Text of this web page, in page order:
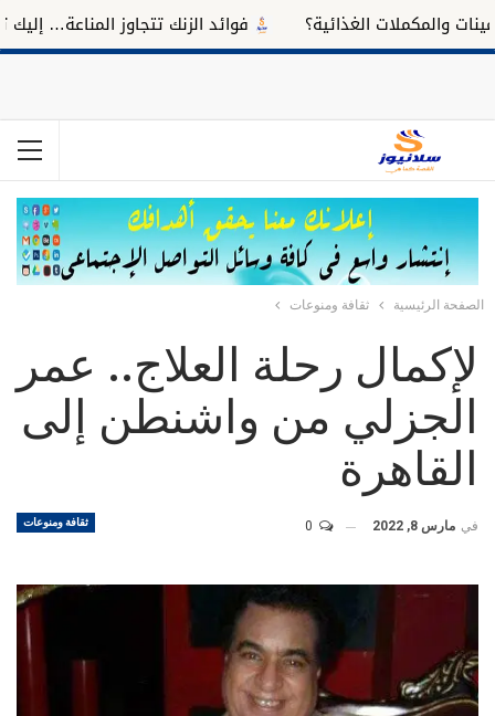
الغذائية؟ فوائد الزنك تتجاوز المناعة… إليك
الصفحة الرئيسية ثقافة ومنوعات
لإكمال رحلة العلاج.. عمر
الجزلي من واشنطن إلى
القاهرة
ثقافة ومنوعات في مارس 8, 2022